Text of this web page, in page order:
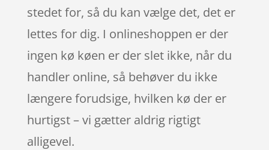
stedet for, så du kan vælge det, det er
lettes for dig. I onlineshoppen er der
ingen kø køen er der slet ikke, når du
handler online, så behøver du ikke
længere forudsige, hvilken kø der er
hurtigst – vi gætter aldrig rigtigt
alligevel.